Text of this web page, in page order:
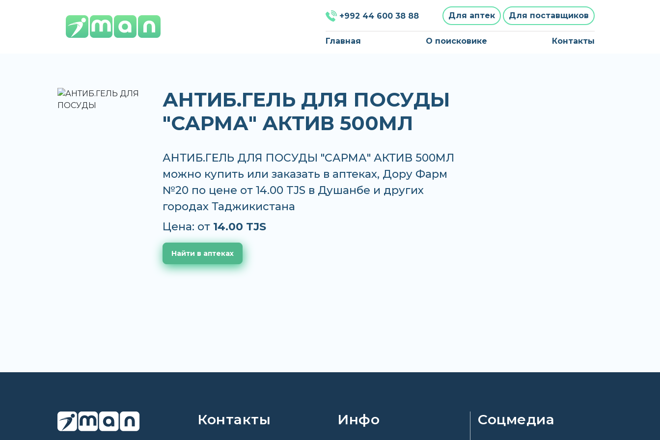
+992 44 600 38 88 Для аптек Для поставщиков
Главная О поисковике Контакты
АНТИБ.ГЕЛЬ ДЛЯ ПОСУДЫ
"САРМА" АКТИВ 500МЛ
АНТИБ.ГЕЛЬ ДЛЯ ПОСУДЫ "САРМА" АКТИВ 500МЛ
можно купить или заказать в аптеках, Дору Фарм
№20 по цене от 14.00 TJS в Душанбе и других
городах Таджикистана
Цена: от 14.00 TJS
Найти в аптеках
Контакты Инфо Соцмедиа